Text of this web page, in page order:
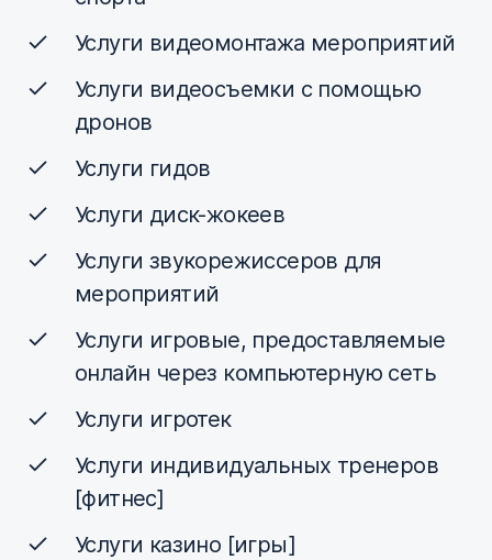
Услуги видеомонтажа мероприятий
Услуги видеосъемки с помощью
дронов
Услуги гидов
Услуги диск-жокеев
Услуги звукорежиссеров для
мероприятий
Услуги игровые, предоставляемые
онлайн через компьютерную сеть
Услуги игротек
Услуги индивидуальных тренеров
[фитнес]
Услуги казино [игры]